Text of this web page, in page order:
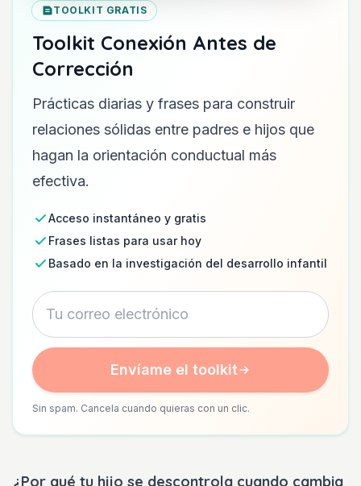
TOOLKIT GRATIS
Toolkit Conexión Antes de
Corrección
Prácticas diarias y frases para construir
relaciones sólidas entre padres e hijos que
hagan la orientación conductual más
efectiva.
Acceso instantáneo y gratis
Frases listas para usar hoy
Basado en la investigación del desarrollo infantil
Envíame el toolkit
Sin spam. Cancela cuando quieras con un clic.
¿Por qué tu hijo se descontrola cuando cambia